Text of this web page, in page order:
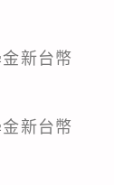
新台幣
新台幣